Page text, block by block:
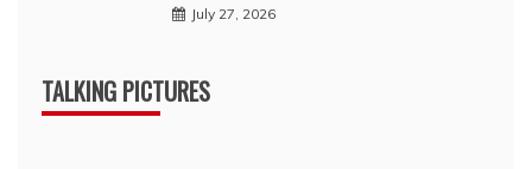
July 27, 2026
TALKING PICTURES